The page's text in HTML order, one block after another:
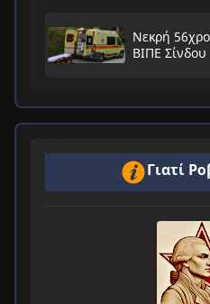
Νεκρή
ΒΙΠΕ Σίνδου
Γιατί